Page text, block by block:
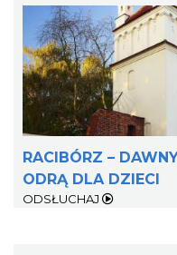
RACIBÓRZ –
ODRĄ DLA DZIECI
ODSŁUCHAJ